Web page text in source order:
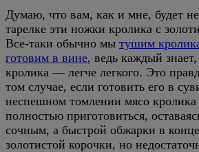
Думаю, что вам, как и мне, будет
тарелке эти ножки кролика с
Все-таки обычно мы тушим
готовим в вине, ведь каждый
кролика — легче легкого. Это
том случае, если готовить его в
неспешном томлении мясо кролика
полностью приготовиться,
сочным, а быстрой обжарки в конце
золотистой корочки, но